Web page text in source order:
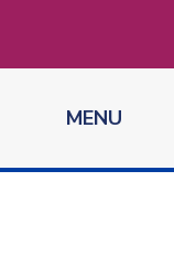
MENU